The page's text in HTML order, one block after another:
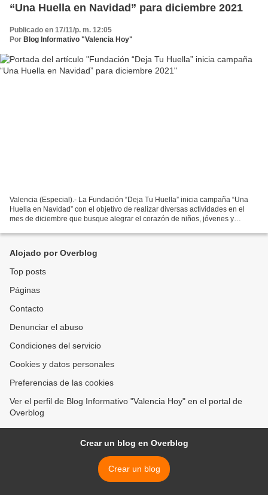
“Una Huella en Navidad” para diciembre 2021
Publicado en 17/11/p. m. 12:05
Por Blog Informativo "Valencia Hoy"
Valencia (Especial).- La Fundación “Deja Tu Huella” inicia campaña “Una
Huella en Navidad” con el objetivo de realizar diversas actividades en el
mes de diciembre que busque alegrar el corazón de niños, jóvenes y
Alojado por Overblog
Top posts
Páginas
Contacto
Denunciar el abuso
Condiciones del servicio
Cookies y datos personales
Preferencias de las cookies
Ver el perfil de Blog Informativo "Valencia Hoy" en el portal de
Overblog
Crear un blog en Overblog
Crear un blog